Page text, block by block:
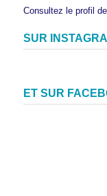
Consultez le profil
SUR
ET SUR